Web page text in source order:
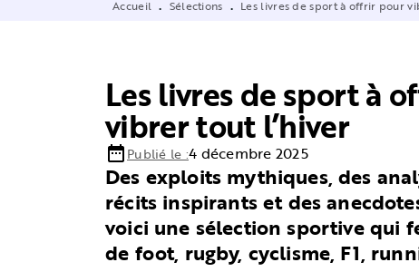
Accueil • Sélections • Les livres de sport à offrir pour
Les livres de sport à
vibrer tout l’hiver
date_rangePublié le :4 décembre 2025
Des exploits mythiques, des
récits inspirants et des
voici une sélection sportive qui
de foot, rugby, cyclisme, F1,